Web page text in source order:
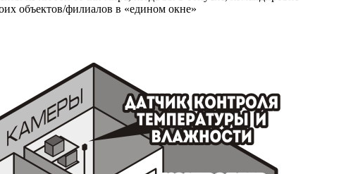
объектов/филиалов в «едином окне»